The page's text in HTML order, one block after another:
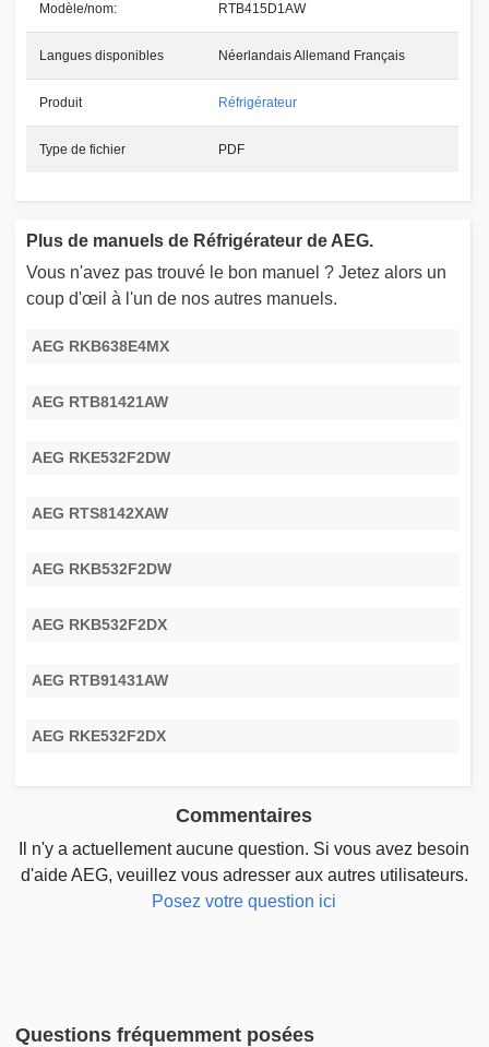
Modèle/nom: RTB415D1AW
Langues disponibles Néerlandais Allemand Français
Produit Réfrigérateur
Type de fichier PDF
Plus de manuels de Réfrigérateur de AEG.
Vous n'avez pas trouvé le bon manuel ? Jetez alors un
coup d'œil à l'un de nos autres manuels.
AEG RKB638E4MX
AEG RTB81421AW
AEG RKE532F2DW
AEG RTS8142XAW
AEG RKB532F2DW
AEG RKB532F2DX
AEG RTB91431AW
AEG RKE532F2DX
Commentaires
Il n'y a actuellement aucune question. Si vous avez besoin
d'aide AEG, veuillez vous adresser aux autres utilisateurs.
Posez votre question ici
Questions fréquemment posées